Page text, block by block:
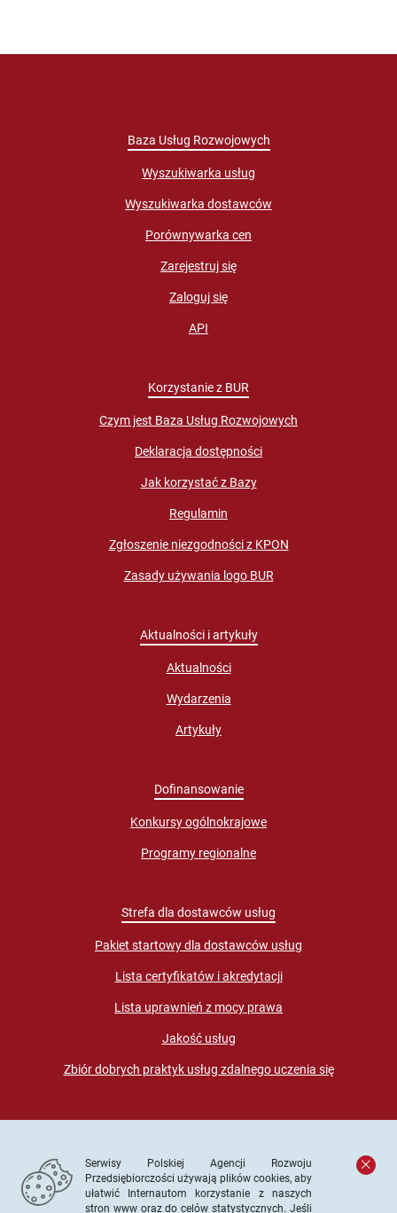
Baza Usług Rozwojowych
Wyszukiwarka usług
Wyszukiwarka dostawców
Porównywarka cen
Zarejestruj się
Zaloguj się
API
Korzystanie z BUR
Czym jest Baza Usług Rozwojowych
Deklaracja dostępności
Jak korzystać z Bazy
Regulamin
Zgłoszenie niezgodności z KPON
Zasady używania logo BUR
Aktualności i artykuły
Aktualności
Wydarzenia
Artykuły
Dofinansowanie
Konkursy ogólnokrajowe
Programy regionalne
Strefa dla dostawców usług
Pakiet startowy dla dostawców usług
Lista certyfikatów i akredytacji
Lista uprawnień z mocy prawa
Jakość usług
Zbiór dobrych praktyk usług zdalnego uczenia się
Serwisy Polskiej Agencji Rozwoju
Przedsiębiorczości używają plików cookies, aby
ułatwić Internautom korzystanie z naszych
stron www oraz do celów statystycznych. Jeśli